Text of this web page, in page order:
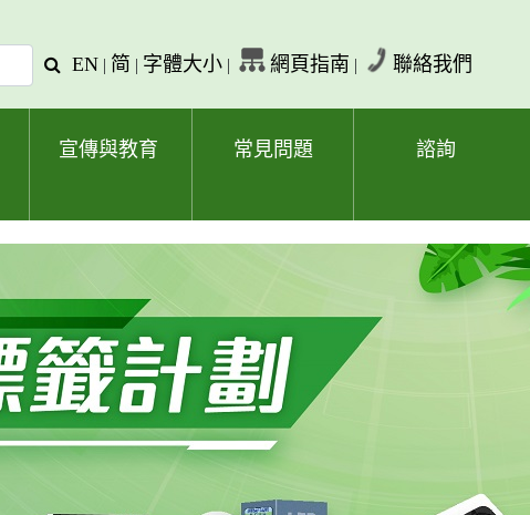
查
字
EN | 简 | 字體大小 | 網頁指南 | 聯絡我們
宣傳與教育 常見問題 諮詢